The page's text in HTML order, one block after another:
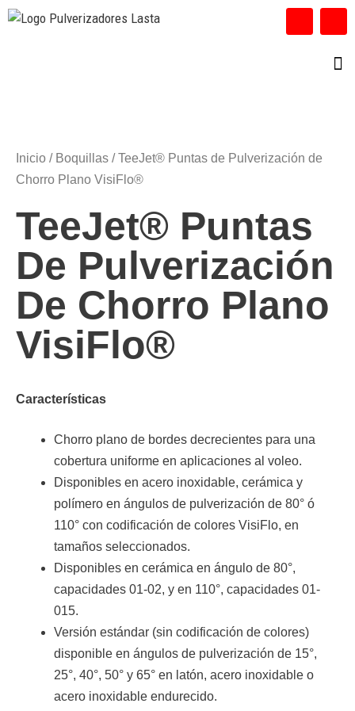
Inicio / Boquillas / TeeJet® Puntas de Pulverización de
Chorro Plano VisiFlo®
TeeJet® Puntas
De Pulverización
De Chorro Plano
VisiFlo®
Características
Chorro plano de bordes decrecientes para una
cobertura uniforme en aplicaciones al voleo.
Disponibles en acero inoxidable, cerámica y
polímero en ángulos de pulverización de 80° ó
110° con codificación de colores VisiFlo, en
tamaños seleccionados.
Disponibles en cerámica en ángulo de 80°,
capacidades 01-02, y en 110°, capacidades 01-
015.
Versión estándar (sin codificación de colores)
disponible en ángulos de pulverización de 15°,
25°, 40°, 50° y 65° en latón, acero inoxidable o
acero inoxidable endurecido.